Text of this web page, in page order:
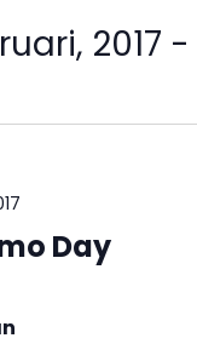
2017 -
Day